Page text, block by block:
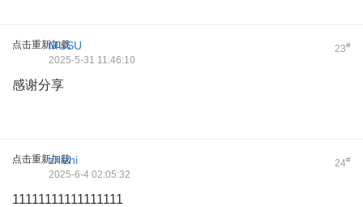
点击重新加载 23#
MUSU
2025-5-31 11:46:10
感谢分享
点击重新加载 24#
zhizhi
2025-6-4 02:05:32
11111111111111111